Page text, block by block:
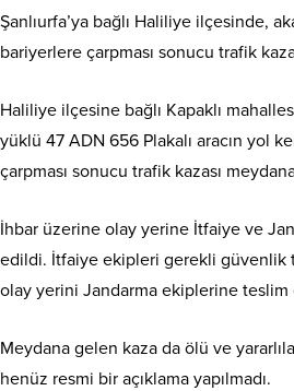
Şanlıurfa’ya bağlı Haliliye ilçesinde,
bariyerlere çarpması sonucu trafik
Haliliye ilçesine bağlı Kapaklı
yüklü 47 ADN 656 Plakalı aracın yol
çarpması sonucu trafik kazası
İhbar üzerine olay yerine İtfaiye ve
edildi. İtfaiye ekipleri gerekli güvenlik
olay yerini Jandarma ekiplerine teslim
Meydana gelen kaza da ölü ve
henüz resmi bir açıklama yapılmadı.